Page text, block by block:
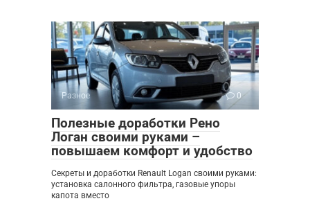
Разное 0
Полезные доработки Рено
Логан своими руками –
повышаем комфорт и удобство
Секреты и доработки Renault Logan своими руками:
установка салонного фильтра, газовые упоры
капота вместо